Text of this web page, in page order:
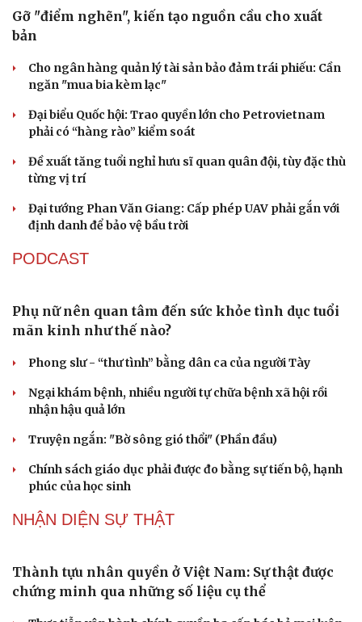
Gỡ "điểm nghẽn", kiến tạo nguồn cầu cho xuất
bản
Cho ngân hàng quản lý tài sản bảo đảm trái phiếu: Cần
ngăn "mua bia kèm lạc"
Đại biểu Quốc hội: Trao quyền lớn cho Petrovietnam
phải có “hàng rào” kiểm soát
Đề xuất tăng tuổi nghỉ hưu sĩ quan quân đội, tùy đặc thù
từng vị trí
Đại tướng Phan Văn Giang: Cấp phép UAV phải gắn với
định danh để bảo vệ bầu trời
PODCAST
Phụ nữ nên quan tâm đến sức khỏe tình dục tuổi
mãn kinh như thế nào?
Phong slư - “thư tình” bằng dân ca của người Tày
Ngại khám bệnh, nhiều người tự chữa bệnh xã hội rồi
nhận hậu quả lớn
Truyện ngắn: "Bờ sông gió thổi" (Phần đầu)
Chính sách giáo dục phải được đo bằng sự tiến bộ, hạnh
phúc của học sinh
NHẬN DIỆN SỰ THẬT
Thành tựu nhân quyền ở Việt Nam: Sự thật được
chứng minh qua những số liệu cụ thể